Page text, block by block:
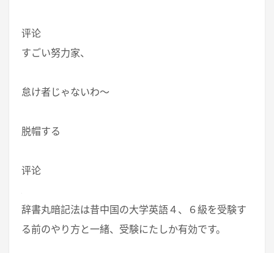
评论
すごい努力家、
怠け者じゃないわ～
脱帽する
评论
辞書丸暗記法は昔中国の大学英語４、６級を受験す
る前のやり方と一緒、受験にたしか有効です。